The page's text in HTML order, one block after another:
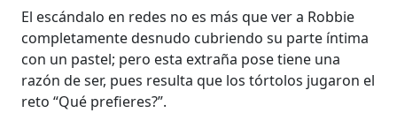
El escándalo en redes no es más que ver a Robbie
completamente desnudo cubriendo su parte íntima
con un pastel; pero esta extraña pose tiene una
razón de ser, pues resulta que los tórtolos jugaron el
reto “Qué prefieres?”.